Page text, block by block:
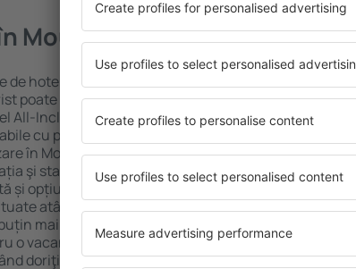
Mount Prospect
de hoteluri disponibile în Mount Prospect, astfel
poate găsi cazare potrivită nevoilor sale.
All-Inclusive cu standarde ȋnalte sau preferați
cu preţuri mici? Cu ajutorul nostru puteți
în Mount Prospect} pentru orice buget!
şi standardul pentru hotel, verificați
și opțiunile de anulare. Hotelurile în Mount
atât aproape de atracţiile turistice
mai departe de aglomerație. Toate sunt
o vacanță lungă sau perfecte doar pentru o
doriţi să vizitaţi şi alte oraşe din apropiere.